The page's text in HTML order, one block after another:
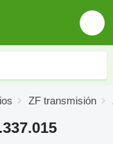
ZF transmisión